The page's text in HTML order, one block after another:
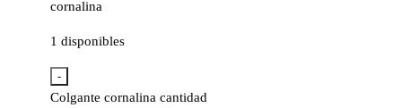
cornalina
1 disponibles
-
Colgante cornalina cantidad